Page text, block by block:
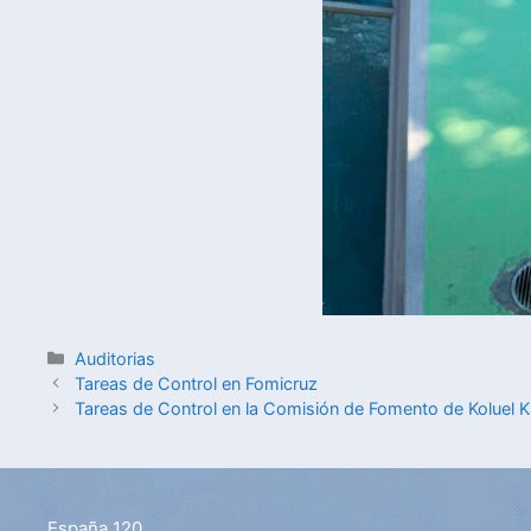
Auditorias
Tareas de Control en Fomicruz
Tareas de Control en la Comisión de Fomento de Koluel